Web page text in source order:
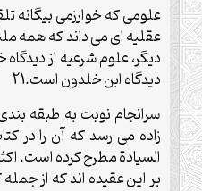
علومى كه خوارزمى بيگانه
عقليه اى مى داند كه همه
ديگر، علوم شرعيه از
ديدگاه ابن خلدون است.21
سرانجام نوبت به طبقه
زاده مى رسد كه آن را در
السيادة مطرح كرده است.
بر اين عقيده اند كه از